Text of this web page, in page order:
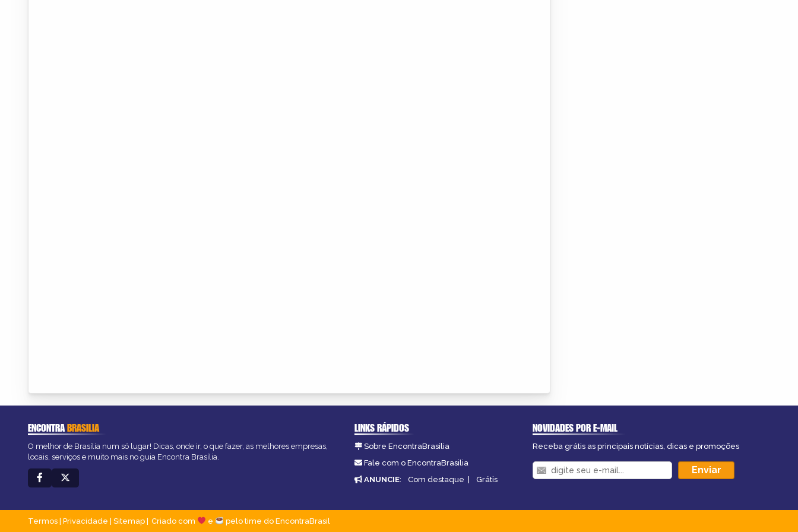
ENCONTRABRASILIA
O melhor de Brasília num só lugar! Dicas, onde ir, o que fazer, as melhores empresas,
locais, serviços e muito mais no guia Encontra Brasília.
LINKS RÁPIDOS
Sobre EncontraBrasilia
Fale com o EncontraBrasilia
ANUNCIE: Com destaque | Grátis
NOVIDADES POR E-MAIL
Receba grátis as principais notícias, dicas e promoções
Termos Privacidade Sitemap Criado com e pelo time do EncontraBrasil